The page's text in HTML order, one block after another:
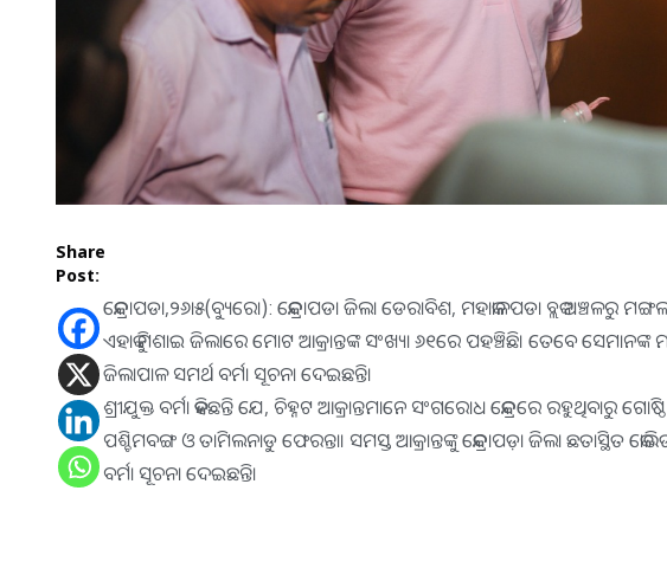
Share
Post:
କେନ୍ଦ୍ରାପଡା,୨୬ା୫(ବ୍ୟୁରୋ): କେନ୍ଦ୍ରାପଡା ଜିଲା ଡେରାବିଶ, ମହାକାଳପଡା ବ୍ଲକ
ଏହାକୁ ମିଶାଇ ଜିଲାରେ ମୋଟ ଆକ୍ରାନ୍ତଙ୍କ ସଂଖ୍ୟା ୬୧ରେ ପହଞ୍ଚିଛି। ତେବେ
ଜିଲାପାଳ ସମର୍ଥ ବର୍ମା ସୂଚନା ଦେଇଛନ୍ତି।
ଶ୍ରୀଯୁକ୍ତ ବର୍ମା କହିଛନ୍ତି ଯେ, ଚିହ୍ନଟ ଆକ୍ରାନ୍ତମାନେ ସଂଗରୋଧ କେନ୍ଦ୍ରରେ ରହୁଥିବାରୁ
ପଶ୍ଚିମବଙ୍ଗ ଓ ତାମିଲନାଡୁ ଫେରନ୍ତା। ସମସ୍ତ ଆକ୍ରାନ୍ତଙ୍କୁ କେନ୍ଦ୍ରାପଡ଼ା ଜିଲା ଛତାସ୍ଥିତ
ବର୍ମା ସୂଚନା ଦେଇଛନ୍ତି।